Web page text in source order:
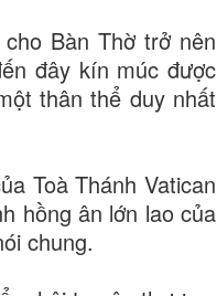
Bàn Thờ trở nên
đây kín múc được
thân thể duy nhất
Toà Thánh Vatican
hồng ân lớn lao của
chung.